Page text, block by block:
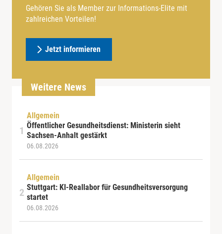
Gehören Sie als Member zur Informations-Elite mit
zahlreichen Vorteilen!
Jetzt informieren
Weitere News
Allgemein
Öffentlicher Gesundheitsdienst: Ministerin sieht
Sachsen-Anhalt gestärkt
06.08.2026
Allgemein
Stuttgart: KI-Reallabor für Gesundheitsversorgung
startet
06.08.2026